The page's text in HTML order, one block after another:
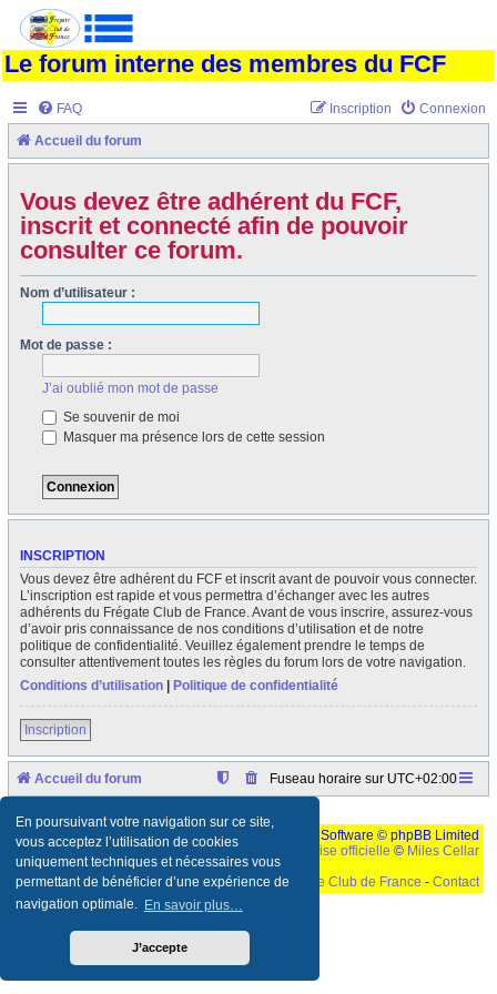
En poursuivant votre navigation sur ce site,
vous acceptez l’utilisation de cookies
uniquement techniques et nécessaires vous
permettant de bénéficier d’une expérience de
navigation optimale. En savoir plus…
J’accepte
Le forum interne des membres du FCF
FAQ Connexion
Inscription
Accueil du forum
Vous devez être adhérent du FCF,
inscrit et connecté afin de pouvoir
consulter ce forum.
Nom d’utilisateur :
Mot de passe :
J’ai oublié mon mot de passe
Se souvenir de moi
Masquer ma présence lors de cette session
INSCRIPTION
Vous devez être adhérent du FCF et inscrit avant de pouvoir vous connecter.
L’inscription est rapide et vous permettra d’échanger avec les autres
adhérents du Frégate Club de France. Avant de vous inscrire, assurez-vous
d’avoir pris connaissance de nos conditions d’utilisation et de notre
politique de confidentialité. Veuillez également prendre le temps de
consulter attentivement toutes les règles du forum lors de votre navigation.
Conditions d’utilisation
Politique de confidentialité
Inscription
Accueil du forum Fuseau horaire sur UTC+02:00
Développé parphpBB
® Forum Software © phpBB Limited
Traduction française officielle © Miles Cellar
©Le Frégate Club de France - Contact
Ceci est un texte de remplissage qui n'a pour but que forcer l'elargissement de la div page...
parametres d'affichage pas defaut de votre navigateur" faut bien trouver des paliatifs !